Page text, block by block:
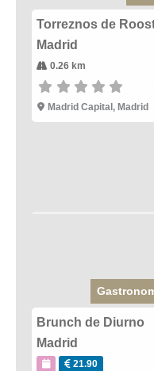
Torreznos de
Madrid
0.26 km
Madrid Capital , Madrid
Brunch de Diurno
Madrid
21.90